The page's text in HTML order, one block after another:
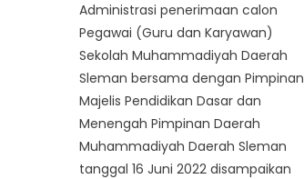
Administrasi penerimaan calon
Pegawai (Guru dan Karyawan)
Sekolah Muhammadiyah Daerah
Sleman bersama dengan Pimpinan
Majelis Pendidikan Dasar dan
Menengah Pimpinan Daerah
Muhammadiyah Daerah Sleman
tanggal 16 Juni 2022 disampaikan